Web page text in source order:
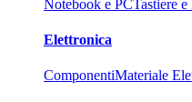
Notebook e PCTastiere
Elettronica
ComponentiMateriale